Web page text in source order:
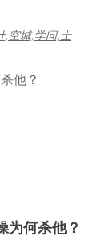
,空城,学问,士
为何杀他？